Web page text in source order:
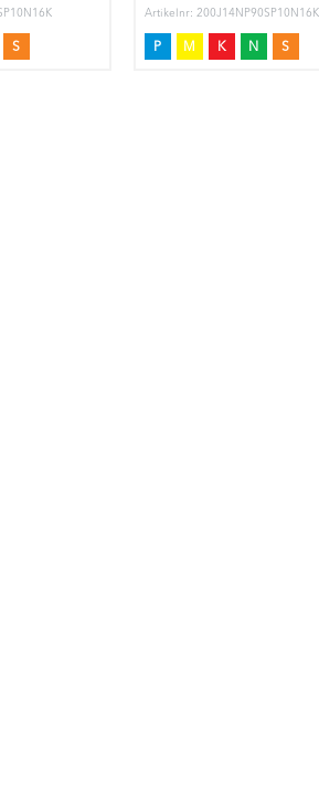
S
CU
Artikelnr: 200J14NP90SP10N16K
P M K N S